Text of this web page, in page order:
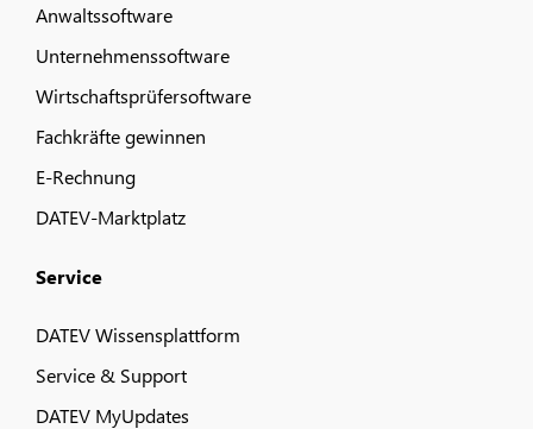
Anwaltssoftware
Unternehmenssoftware
Wirtschaftsprüfersoftware
Fachkräfte gewinnen
E-Rechnung
DATEV-Marktplatz
Service
DATEV Wissensplattform
Service & Support
DATEV MyUpdates